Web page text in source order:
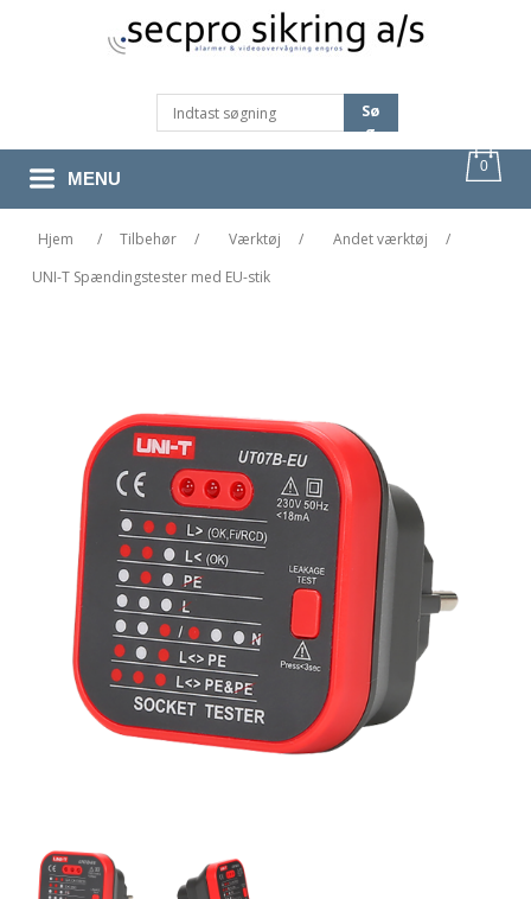
Sø
G
0
MENU
Hjem / Tilbehør / Værktøj / Andet værktøj
/
UNI-T Spændingstester med EU-stik